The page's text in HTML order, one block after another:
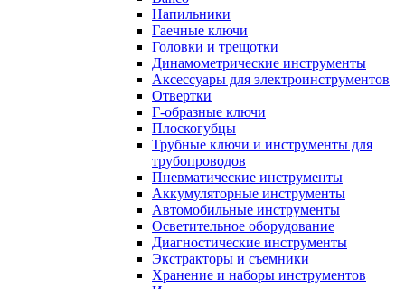
Напильники
Гаечные ключи
Головки и трещотки
Динамометрические инструменты
Аксессуары для электроинструментов
Отвертки
Г-образные ключи
Плоскогубцы
Трубные ключи и инструменты для
трубопроводов
Пневматические инструменты
Аккумуляторные инструменты
Автомобильные инструменты
Осветительное оборудование
Диагностические инструменты
Экстракторы и съемники
Хранение и наборы инструментов